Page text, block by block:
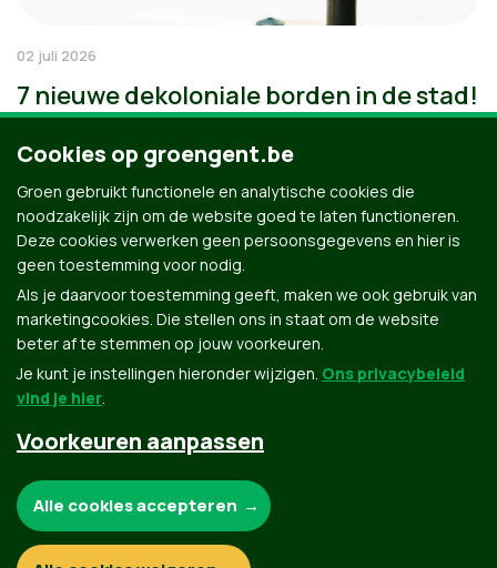
02 juli 2026
7 nieuwe dekoloniale borden in de stad!
Groen.be
Contact Privacybeleid
Cookies op groengent.be
Groen gebruikt functionele en analytische cookies die
noodzakelijk zijn om de website goed te laten functioneren.
Deze cookies verwerken geen persoonsgegevens en hier is
geen toestemming voor nodig.
Als je daarvoor toestemming geeft, maken we ook gebruik van
marketingcookies. Die stellen ons in staat om de website
beter af te stemmen op jouw voorkeuren.
Je kunt je instellingen hieronder wijzigen. Ons privacybeleid
vind je hier.
Voorkeuren aanpassen
Functionele en analytische cookies:
Alle cookies accepteren